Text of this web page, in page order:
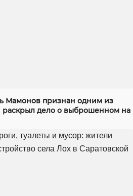
Мамонов признан одним из
раскрыл дело о выброшенном на